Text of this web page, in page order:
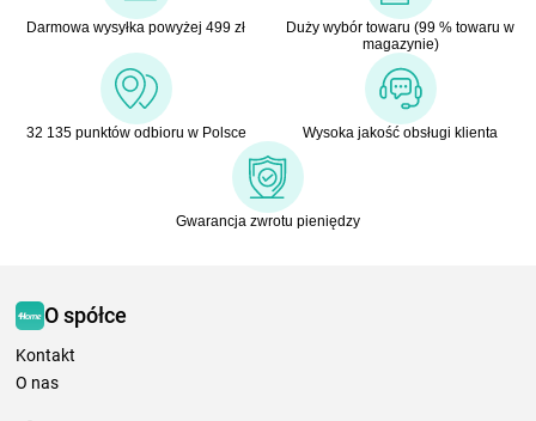
Darmowa wysyłka powyżej 499 zł
Duży wybór towaru (99 % towaru w
magazynie)
32 135 punktów odbioru w Polsce Wysoka jakość obsługi klienta
Gwarancja zwrotu pieniędzy
O spółce
Kontakt
O nas